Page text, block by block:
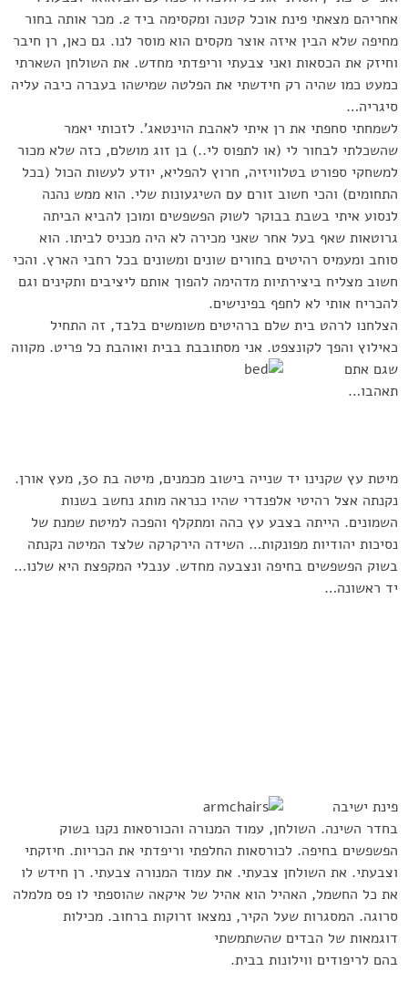
אחריהם מצאתי פינת אוכל קטנה ומקסימה ביד 2. מכר אותה בחור
מחיפה שלא הבין איזה אוצר מקסים הוא מוסר לנו. גם כאן, רן חיבר
וחיזק את הכסאות ואני צבעתי וריפדתי מחדש. את השולחן השארתי
כמעט כמו שהיה רק חידשתי את הפלטה שמישהו בעברה כיבה עליה
סיגריה…
לשמחתי סחפתי את רן איתי לאהבת הוינטאג’. לזכותי יאמר
שהשכלתי לבחור לי (או לתפוס לי..) בן זוג מושלם, כזה שלא מכור
למשחקי ספורט בטלוויזיה, חרוץ להפליא, יודע לעשות הכול (בכל
התחומים) והכי חשוב זורם עם השיגעונות שלי. הוא ממש נהנה
לנסוע איתי בשבת בבוקר לשוק הפשפשים ומוכן להביא הביתה
גרוטאות שאף בעל אחר שאני מכירה לא היה מכניס לביתו. הוא
סוחב ומעמיס רהיטים בחורים שונים ומשונים בכל רחבי הארץ. והכי
חשוב מצליח ביצירתיות מדהימה להפוך אותם ליציבים ותקינים וגם
להכריח אותי לא לחפף בפינישים.
הצלחנו לרהט בית שלם ברהיטים משומשים בלבד, זה התחיל
כאילוץ והפך לקונצפט. אני מסתובבת בבית ואוהבת כל פריט. מקווה
שגם אתם
תאהבו…
מיטת עץ שקנינו יד שנייה בישוב מכמנים, מיטה בת 30, מעץ אורן.
נקנתה אצל רהיטי אלפנדרי שהיו כנראה מותג נחשב בשנות
השמונים. הייתה בצבע עץ כהה ומתקלף והפכה למיטת שמנת של
נסיכות יהודיות מפונקות… השידה הירקרקה שלצד המיטה נקנתה
בשוק הפשפשים בחיפה ונצבעה מחדש. ענבלי המקפצת היא שלנו…
יד ראשונה…
פינת ישיבה
בחדר השינה. השולחן, עמוד המנורה והכורסאות נקנו בשוק
הפשפשים בחיפה. לכורסאות החלפתי וריפדתי את הכריות. חיזקתי
וצבעתי. את השולחן צבעתי. את עמוד המנורה צבעתי. רן חידש לו
את כל החשמל, האהיל הוא אהיל של איקאה שהוספתי לו פס מלמלה
סרוגה. המסגרות שעל הקיר, נמצאו זרוקות ברחוב. מכילות
דוגמאות של הבדים שהשתמשתי
בהם לריפודים ווילונות בבית.